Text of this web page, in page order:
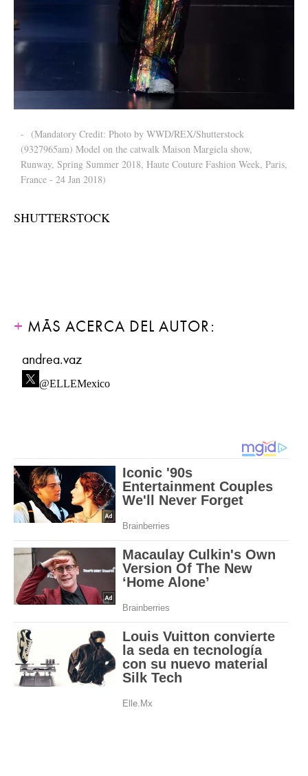
- (Mandatory Credit: Photo by WWD/REX/Shutterstock
(9327965am) Model on the catwalk Maison Margiela show,
Runway, Spring Summer 2018, Haute Couture Fashion Week, Paris,
France - 24 Jan 2018)
SHUTTERSTOCK
MÁS ACERCA DEL AUTOR:
andrea.vaz
@ELLEMexico